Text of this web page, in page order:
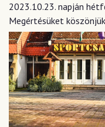
2023.10.23. napján
Megértésüket